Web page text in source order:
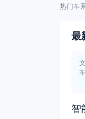
热门车
最
智